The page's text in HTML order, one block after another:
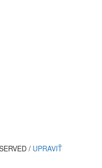
/ UPRAVIŤ